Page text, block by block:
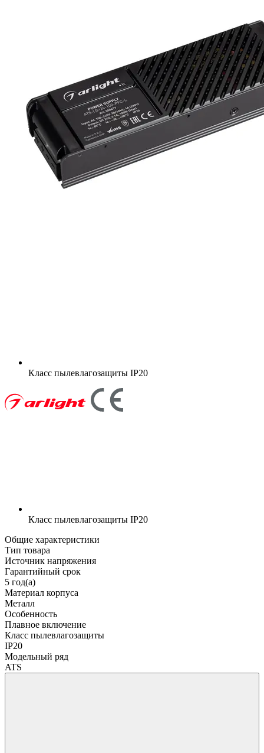
Класс пылевлагозащиты IP20
Класс пылевлагозащиты IP20
Общие характеристики
Тип товара
Источник напряжения
Гарантийный срок
5 год(а)
Материал корпуса
Металл
Особенность
Плавное включение
Класс пылевлагозащиты
IP20
Модельный ряд
ATS